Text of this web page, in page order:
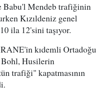
Babu'l Mendeb trafiğinin
Kızıldeniz genel
ila 12'sini taşıyor.
kıdemli Ortadoğu
Husilerin
trafiği" kapatmasının